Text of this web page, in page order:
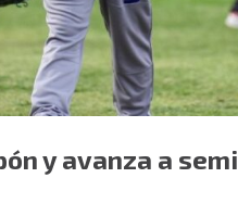
y avanza a